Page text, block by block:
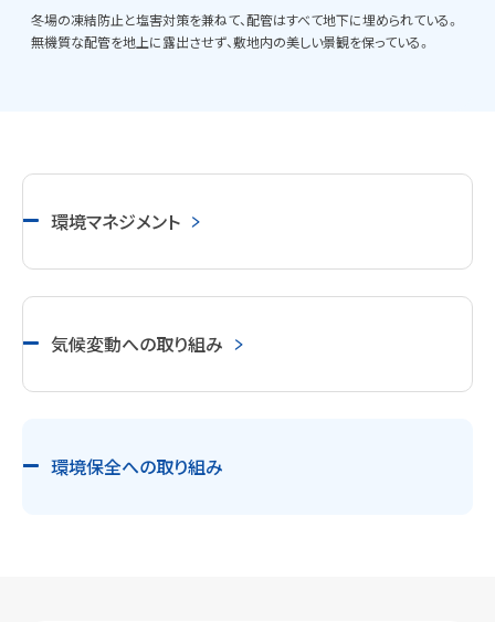
冬場の凍結防止と塩害対策を兼ねて、配管はすべて地下に埋められている。
無機質な配管を地上に露出させず、敷地内の美しい景観を保っている。
環境マネジメント
気候変動への取り組み
環境保全への取り組み